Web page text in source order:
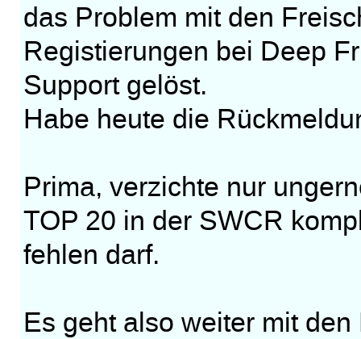
das Problem mit den
Registierungen bei Deep
Support gelöst.
Habe heute die
Prima, verzichte nur
TOP 20 in der SWCR
fehlen darf.
Es geht also weiter mit